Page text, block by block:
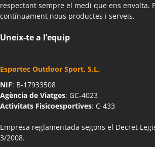
Activitats Família Amics Aiguamúrcia
Colònies Escolars Aiguamúrcia
Activitats Teambuilding Empreses
Activitats Teambuilding Empreses Aín
Activitats Família Amics Aín
Colònies Escolars Aín
Activitats Teambuilding Empreses Aitona
Activitats Família Amics Aitona
Colònies Escolars Aitona
respectant sempre el medi que ens envolta.
contínuament nous productes i serveis.
Uneix-te a l’equip
Esportec Outdoor Sport, S.L.
NIF: B-17933508
Agència de Viatges: GC-4023
Activitats Fisicoesportives: C-433
Empresa reglamentada segons el Decret
3/2008.